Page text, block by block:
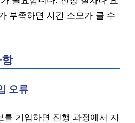
부족하면 시간 소모가 클 수
오류
를 기입하면 진행 과정에서 지